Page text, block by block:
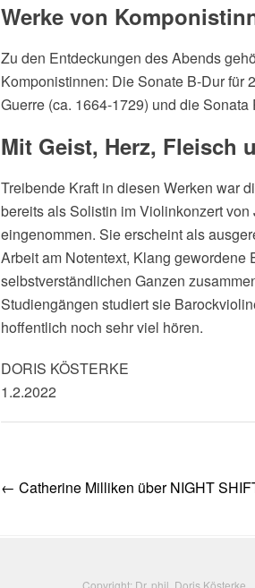
Werke von
Zu den Entdeckungen des Abends
Komponistinnen: Die Sonate B-Dur für
Guerre (ca. 1664-1729) und die
Mit Geist, Herz, Fleisch
Treibende Kraft in diesen Werken war
bereits als Solistin im Violinkonzert
eingenommen. Sie erscheint als
Arbeit am Notentext, Klang
selbstverständlichen Ganzen
Studiengängen studiert sie
hoffentlich noch sehr viel hören.
DORIS KÖSTERKE
1.2.2022
Post
← Catherine Milliken über NIGHT
Copyright: Dr. phil. Doris Kösterke